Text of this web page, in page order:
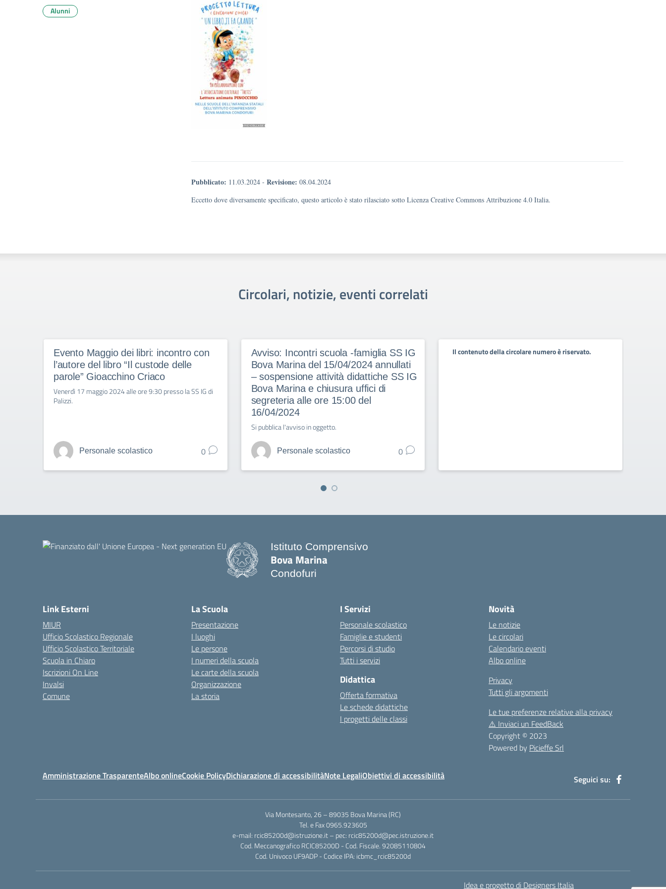
Pubblicato: 11.03.2024 - Revisione: 08.04.2024
Eccetto dove diversamente specificato, questo articolo è stato rilasciato sotto Licenza Creative Commons Attribuzione 4.0 Italia.
Alunni
Circolari, notizie, eventi correlati
Evento Maggio dei libri: incontro con
l’autore del libro “Il custode delle
parole” Gioacchino Criaco
Venerdì 17 maggio 2024 alle ore 9:30 presso la SS IG di
Palizzi.
Personale scolastico 0
Avviso: Incontri scuola -famiglia SS IG
Bova Marina del 15/04/2024 annullati
– sospensione attività didattiche SS IG
Bova Marina e chiusura uffici di
segreteria alle ore 15:00 del
16/04/2024
Si pubblica l'avviso in oggetto.
Personale scolastico 0
Il contenuto della circolare numero è riservato.
Istituto Comprensivo
Bova Marina
Condofuri
Link Esterni
MIUR
Ufficio Scolastico Regionale
Ufficio Scolastico Territoriale
Scuola in Chiaro
Iscrizioni On Line
Invalsi
Comune
La Scuola
Presentazione
I luoghi
Le persone
I numeri della scuola
Le carte della scuola
Organizzazione
La storia
I Servizi
Personale scolastico
Famiglie e studenti
Percorsi di studio
Tutti i servizi
Didattica
Offerta formativa
Le schede didattiche
I progetti delle classi
Novità
Le notizie
Le circolari
Calendario eventi
Albo online
Privacy
Tutti gli argomenti
Le tue preferenze relative alla privacy
⚠️ Inviaci un FeedBack
Copyright © 2023
Powered by Picieffe Srl
Amministrazione TrasparenteAlbo onlineCookie PolicyDichiarazione di accessibilitàNote LegaliObiettivi di accessibilità Seguici su:
Via Montesanto, 26 – 89035 Bova Marina (RC)
Tel. e Fax 0965.923605
e-mail: rcic85200d@istruzione.it – pec: rcic85200d@pec.istruzione.it
Cod. Meccanografico RCIC85200D - Cod. Fiscale. 92085110804
Cod. Univoco UF9ADP - Codice IPA: icbmc_rcic85200d
Idea e progetto di Designers Italia